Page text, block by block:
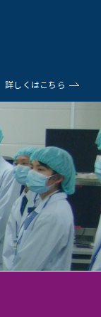
詳しくはこちら